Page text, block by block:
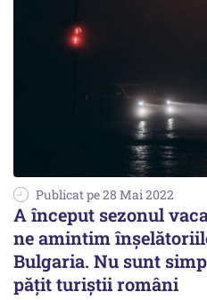
Publicat pe 28 Mai 2022
A început sezonul
ne amintim
Bulgaria. Nu sunt
pățit turiștii români